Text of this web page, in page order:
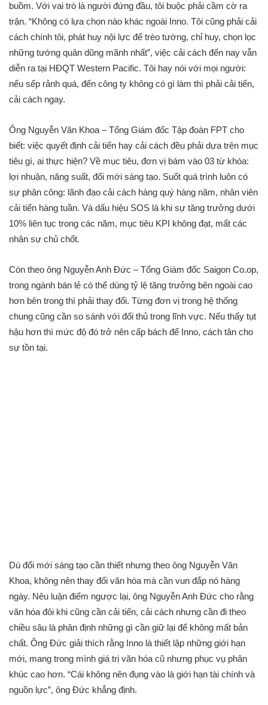
buồm. Với vai trò là người đứng đầu, tôi buộc phải cầm cờ ra
trận. “Không có lựa chọn nào khác ngoài Inno. Tôi cũng phải cải
cách chính tôi, phát huy nội lực để trèo tường, chỉ huy, chọn lọc
những tướng quân dũng mãnh nhất”, việc cải cách đến nay vẫn
diễn ra tại HĐQT Western Pacific. Tôi hay nói với mọi người:
nếu sếp rảnh quá, đến công ty không có gì làm thì phải cải tiến,
cải cách ngay.
Ông Nguyễn Văn Khoa – Tổng Giám đốc Tập đoàn FPT cho
biết: việc quyết định cải tiến hay cải cách đều phải dựa trên mục
tiêu gì, ai thực hiện? Về mục tiêu, đơn vị bám vào 03 từ khóa:
lợi nhuận, năng suất, đổi mới sáng tạo. Suốt quá trình luôn có
sự phân công: lãnh đạo cải cách hàng quý hàng năm, nhân viên
cải tiến hàng tuần. Và dấu hiệu SOS là khi sự tăng trưởng dưới
10% liên tục trong các năm, mục tiêu KPI không đạt, mất các
nhân sự chủ chốt.
Còn theo ông Nguyễn Anh Đức – Tổng Giám đốc Saigon Co.op,
trong ngành bán lẻ có thể dùng tỷ lệ tăng trưởng bên ngoài cao
hơn bên trong thì phải thay đổi. Từng đơn vị trong hệ thống
chung cũng cần so sánh với đối thủ trong lĩnh vực. Nếu thấy tụt
hậu hơn thì mức độ đó trở nên cấp bách để Inno, cách tân cho
sự tồn tại.
Dù đổi mới sáng tạo cần thiết nhưng theo ông Nguyễn Văn
Khoa, không nên thay đổi văn hóa mà cần vun đắp nó hàng
ngày. Nêu luận điểm ngược lại, ông Nguyễn Anh Đức cho rằng
văn hóa đôi khi cũng cần cải tiến, cải cách nhưng cần đi theo
chiều sâu là phân định những gì cần giữ lại để không mất bản
chất. Ông Đức giải thích rằng Inno là thiết lập những giới hạn
mới, mang trong mình giá trị văn hóa cũ nhưng phục vụ phân
khúc cao hơn. “Cái không nên đụng vào là giới hạn tài chính và
nguồn lực”, ông Đức khẳng định.